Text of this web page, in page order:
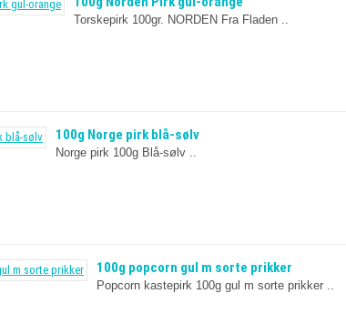
Torskepirk 100gr. NORDEN Fra Fladen ..
100g Norge pirk blå-sølv
Norge pirk 100g Blå-sølv ..
100g popcorn gul m sorte prikker
Popcorn kastepirk 100g gul m sorte prikker ..